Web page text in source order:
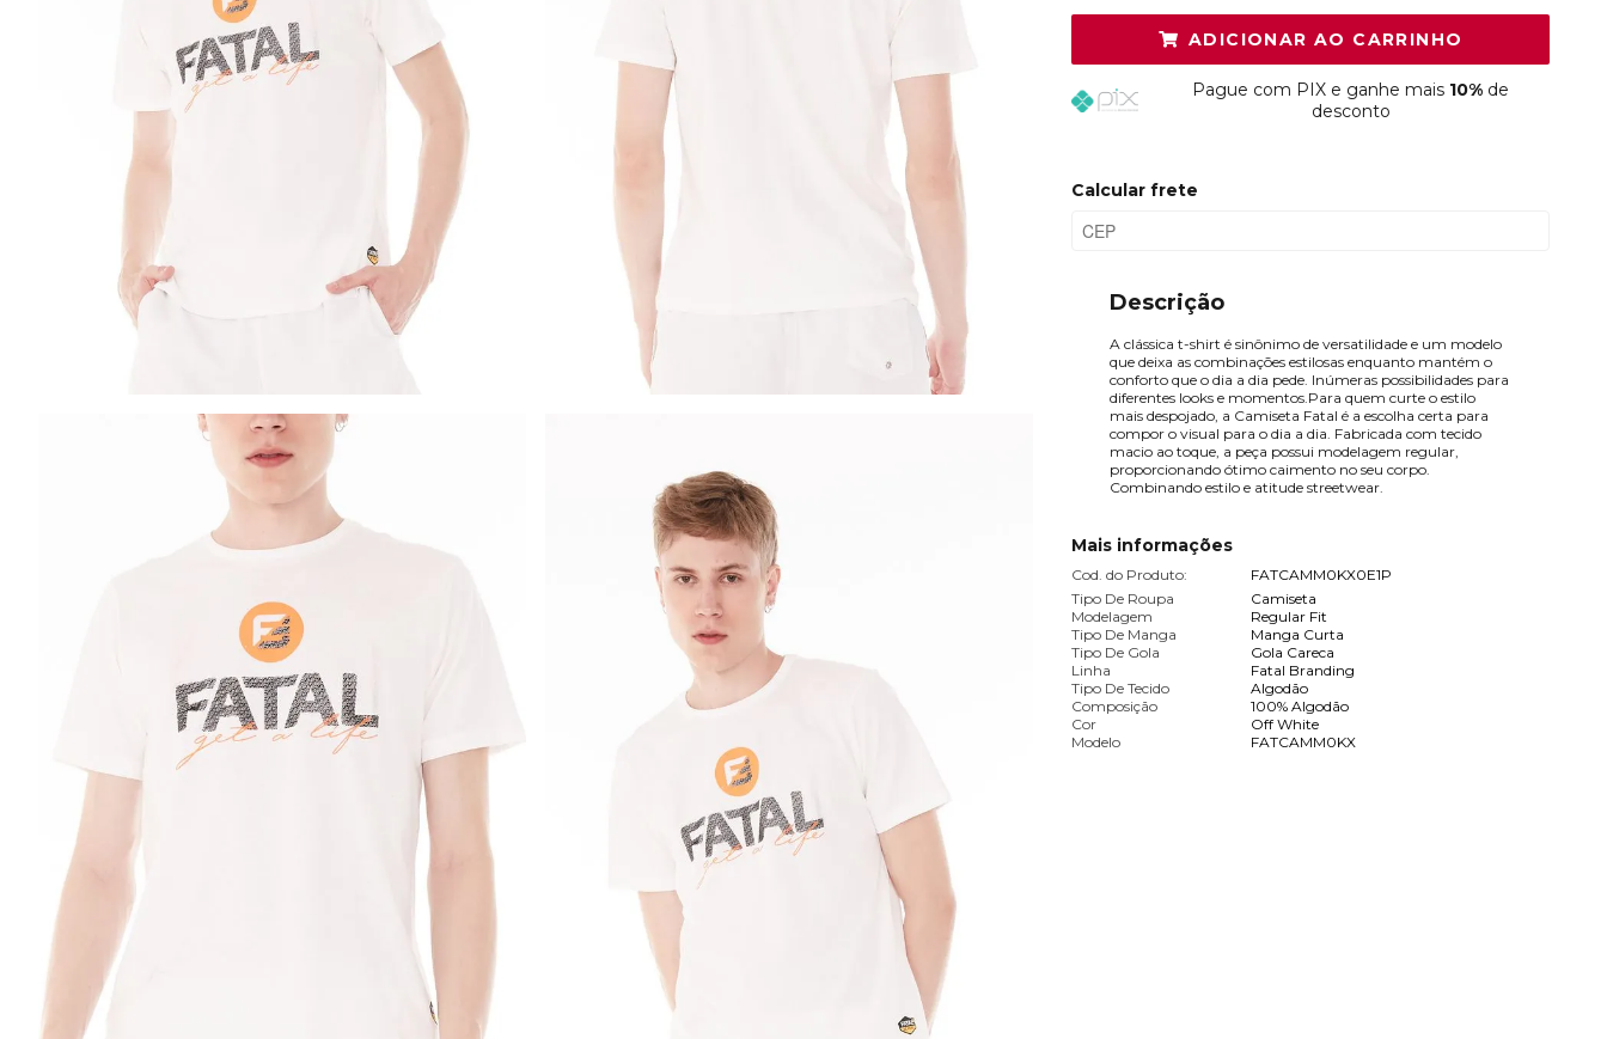
Esgotado
G
ADICIONAR AO CARRINHO
Pague com PIX e ganhe mais 10% de
desconto
Calcular frete
Descrição
A clássica t-shirt é sinônimo de versatilidade e um modelo
que deixa as combinações estilosas enquanto mantém o
conforto que o dia a dia pede. Inúmeras possibilidades para
diferentes looks e momentos.Para quem curte o estilo
mais despojado, a Camiseta Fatal é a escolha certa para
compor o visual para o dia a dia. Fabricada com tecido
macio ao toque, a peça possui modelagem regular,
proporcionando ótimo caimento no seu corpo.
Combinando estilo e atitude streetwear.
Mais informações
Cod. do Produto:
FATCAMM0KX0E1P
Tipo De Roupa
Camiseta
Modelagem
Regular Fit
Tipo De Manga
Manga Curta
Tipo De Gola
Gola Careca
Linha
Fatal Branding
Tipo De Tecido
Algodão
Composição
100% Algodão
Cor
Off White
Modelo
FATCAMM0KX